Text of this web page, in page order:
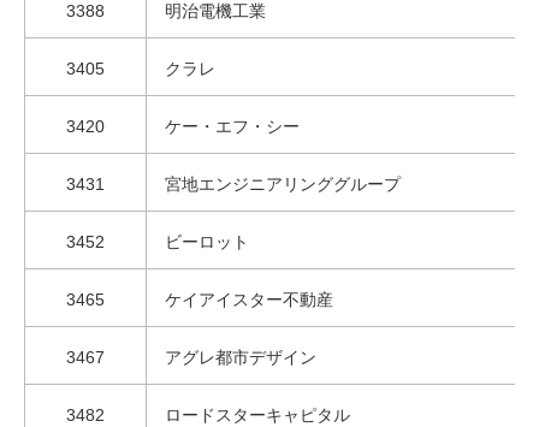
3388 明治電機工業
3405 クラレ
3420 ケー・エフ・シー
3431 宮地エンジニアリンググループ
3452 ビーロット
3465 ケイアイスター不動産
3467 アグレ都市デザイン
3482 ロードスターキャピタル